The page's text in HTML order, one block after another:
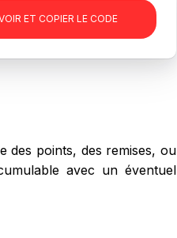
ET COPIER LE CODE
des points, des remises, ou
avec un éventuel